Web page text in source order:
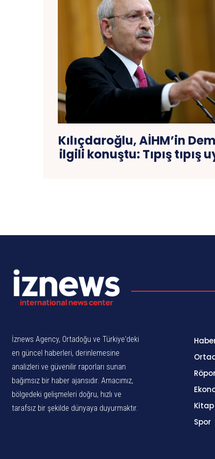
Kılıçdaroğlu, AİHM’in
ilgili konuştu: Tıpış
İznews Agency, Ortadoğu ve Türkiye'deki
en güncel haberleri, derinlemesine
analizleri ve güvenilir raporları sunan
bağımsız bir haber ajansıdır. Amacımız,
bölgedeki gelişmeleri doğru, hızlı ve
tarafsız bir şekilde dünyaya duyurmaktır.
Kitap
Spor